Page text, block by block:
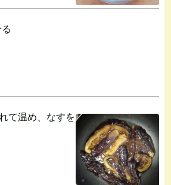
て温め、なすを